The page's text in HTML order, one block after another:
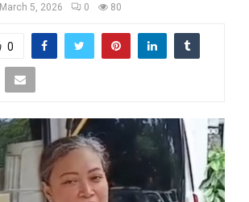
March 5, 2026 0 80
0